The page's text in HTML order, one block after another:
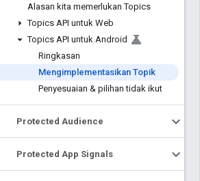
Alasan kita memerlukan Topics
Topics API untuk Web
Topics API untuk Android
Ringkasan
Mengimplementasikan Topik
Penyesuaian & pilihan tidak ikut
Protected Audience
Protected App Signals